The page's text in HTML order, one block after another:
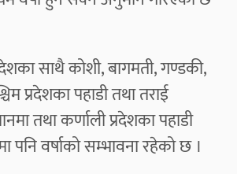
साथै कोशी, बागमती, गण्डकी,
प्रदेशका पहाडी तथा तराई
तथा कर्णाली प्रदेशका पहाडी
पनि वर्षाको सम्भावना रहेको छ ।